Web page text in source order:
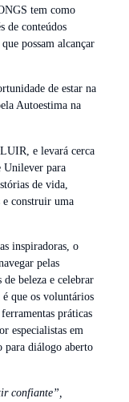
tem como
de conteúdos
possam alcançar
de estar na
Autoestima na
e levará cerca
Unilever para
de vida,
e construir uma
inspiradoras, o
pelas
de beleza e celebrar
é que os voluntários
práticas
especialistas em
para diálogo aberto
confiante”,